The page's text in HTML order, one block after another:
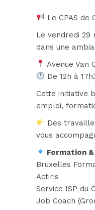
Le CPAS
Le vendredi 29
dans une
Avenue Van
De 12h à
Cette initiative
emploi,
Des
vous
Formation
Bruxelles
Actiris
Service ISP du
Job Coach